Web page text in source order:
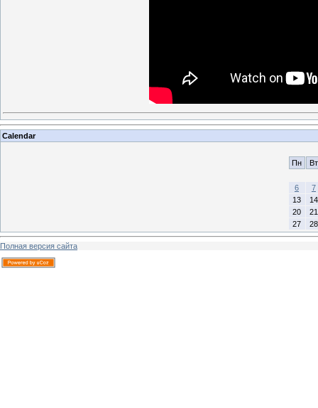
Calendar
Пн Вт
6
7
13
14
20
21
27
28
Полная версия сайта